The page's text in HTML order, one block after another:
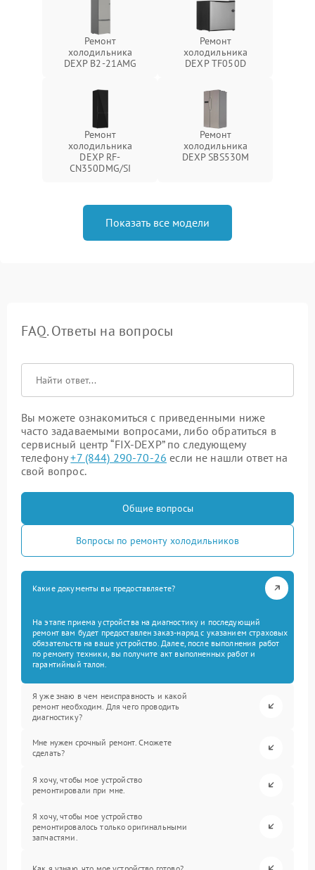
Ремонт
холодильника
DEXP B2-21AMG
Ремонт
холодильника
DEXP TF050D
Ремонт
холодильника
DEXP RF-
CN350DMG/SI
Ремонт
холодильника
DEXP SBS530M
Показать все модели
FAQ. Ответы на вопросы
Вы можете ознакомиться с приведенными ниже
часто задаваемыми вопросами, либо обратиться в
сервисный центр “FIX-DEXP” по следующему
телефону+7 (844) 290-70-26 если не нашли ответ на
свой вопрос.
Общие вопросы
Вопросы по ремонту холодильников
Какие документы вы предоставляете?
На этапе приема устройства на диагностику и последующий
ремонт вам будет предоставлен заказ-наряд с указанием страховых
обязательств на ваше устройство. Далее, после выполнения работ
по ремонту техники, вы получите акт выполненных работ и
гарантийный талон.
Я уже знаю в чем неисправность и какой
ремонт необходим. Для чего проводить
диагностику?
Мне нужен срочный ремонт. Сможете
сделать?
Я хочу, чтобы мое устройство
ремонтировали при мне.
Я хочу, чтобы мое устройство
ремонтировалось только оригинальными
запчастями.